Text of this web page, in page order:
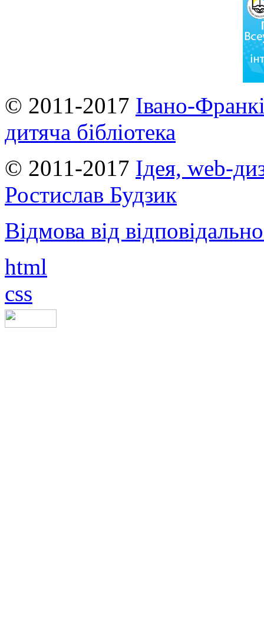
© 2011-2017 Івано-
дитяча бібліотека
© 2011-2017 Ідея, web-
Ростислав Будзик
Відмова від
html
css